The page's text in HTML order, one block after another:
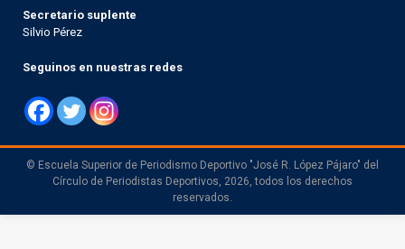
Secretario suplente
Silvio Pérez
Seguinos en nuestras redes
© Escuela Superior de Periodismo Deportivo "José R. López Pájaro" del
Círculo de Periodistas Deportivos, 2026, todos los derechos
reservados.